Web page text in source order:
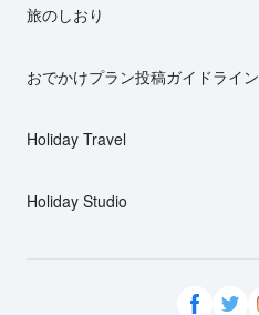
旅のしおり
おでかけプラン投稿ガイドライン
Holiday Travel
Holiday Studio